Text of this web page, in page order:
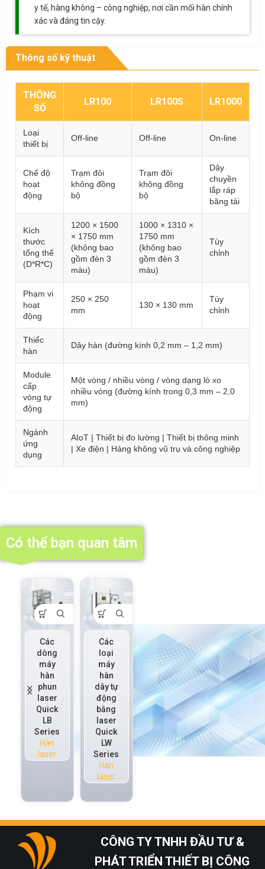
y tế, hàng không – công nghiệp, nơi cần mối hàn chính
xác và đáng tin cậy.
Thông số kỹ thuật
THÔNG
SỐ
LR100 LR100S LR1000
Loại
thiết bị
Off-line Off-line On-line
Chế độ
hoạt
động
Trạm đôi
không đồng
bộ
Trạm đôi
không đồng
bộ
Dây
chuyền
lắp ráp
băng tải
Kích
thước
tổng thể
(D*R*C)
1200 × 1500
× 1750 mm
(không bao
gồm đèn 3
màu)
1000 × 1310 ×
1750 mm
(không bao
gồm đèn 3
màu)
Tùy
chỉnh
Phạm vi
hoạt
động
250 × 250
mm
130 × 130 mm
Tùy
chỉnh
Thiếc
hàn
Dây hàn (đường kính 0,2 mm – 1,2 mm)
Module
cấp
vòng tự
động
Một vòng / nhiều vòng / vòng dạng lò xo
nhiều vòng (đường kính trong 0,3 mm – 2,0
mm)
Ngành
ứng
dụng
AIoT | Thiết bị đo lường | Thiết bị thông minh
| Xe điện | Hàng không vũ trụ và công nghiệp
Có thể bạn quan tâm
Các
dòng
máy
hàn
phun
laser
Quick
LB
Series
Hàn
laser
Các
loại
máy
hàn
dây tự
động
bằng
laser
Quick
LW
Series
Hàn
laser
Các
loại
máy
hàn
phun
kem
hàn
bằng
Quick
LP
Máy
hàn
dây
kim
loại
bằng
laser
Series
CÔNG TY TNHH ĐẦU TƯ &
PHÁT TRIỂN THIẾT BỊ CÔNG